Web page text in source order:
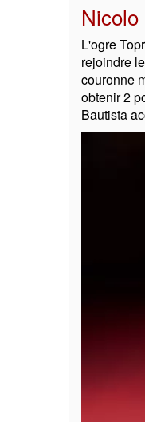
L'ogre
rejoindre
couronne
obtenir 2
Bautista